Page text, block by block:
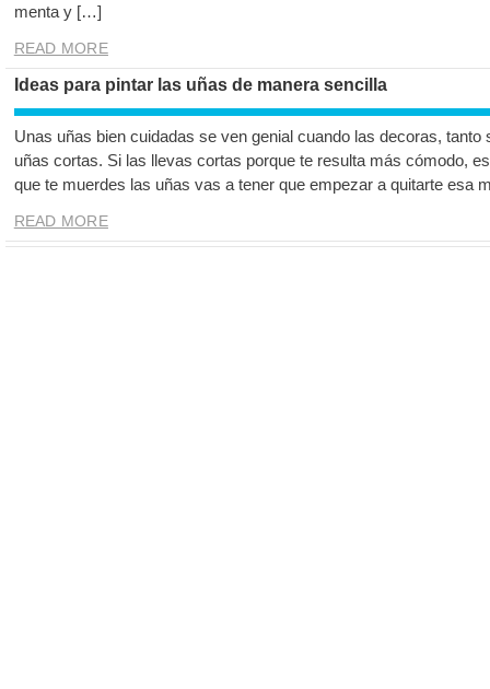
menta y […]
READ MORE
Ideas para pintar las uñas de manera sencilla
Unas uñas bien cuidadas se ven genial cuando las decoras,
uñas cortas. Si las llevas cortas porque te resulta más cómodo,
que te muerdes las uñas vas a tener que empezar a quitarte esa
READ MORE